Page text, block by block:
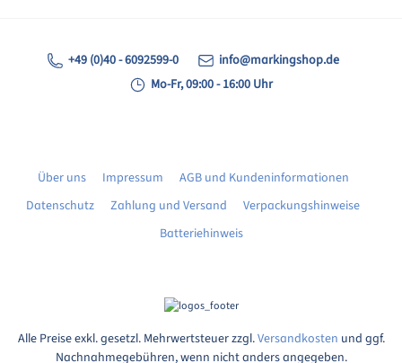
+49 (0)40 - 6092599-0
info@markingshop.de
Mo-Fr, 09:00 - 16:00 Uhr
Über uns Impressum
AGB und Kundeninformationen
Datenschutz
Zahlung und Versand
Verpackungshinweise
Batteriehinweis
Alle Preise exkl. gesetzl. Mehrwertsteuer zzgl.Versandkosten und ggf.
Nachnahmegebühren, wenn nicht anders angegeben.